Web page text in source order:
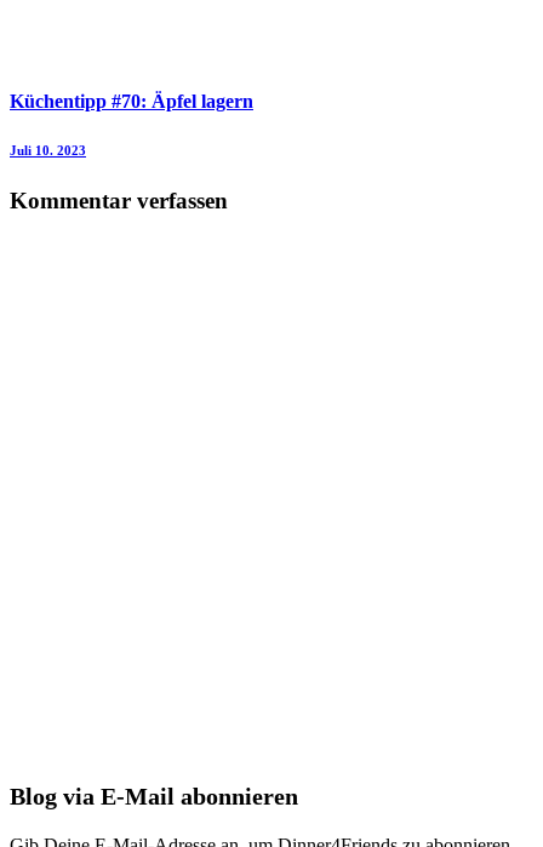
Küchentipp #70: Äpfel lagern
Juli 10. 2023
Kommentar verfassen
Blog via E-Mail abonnieren